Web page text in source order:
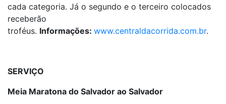
cada categoria. Já o segundo e o terceiro colocados
receberão
troféus. Informações: www.centraldacorrida.com.br.
SERVIÇO
Meia Maratona do Salvador ao Salvador